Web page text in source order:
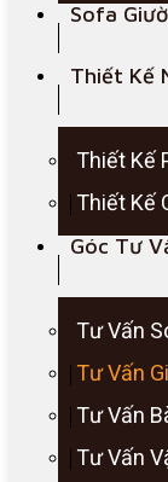
Sofa
Thiết Kế
Thiết Kế
Thiết Kế
Góc Tư
Tư Vấn
Tư Vấn
Tư Vấn
Tư Vấn